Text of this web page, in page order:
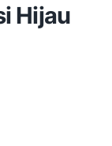
Hijau